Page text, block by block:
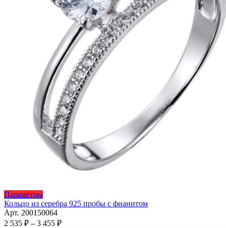
ПараметрыЭтот
товар
имеет
несколько
Кольцо из серебра 925 пробы с фианитом
Арт. 200150064
2 535 ₽ – 3 455 ₽Диапазон